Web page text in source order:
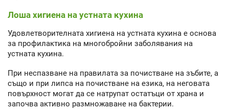
Лоша хигиена на устната кухина
Удовлетворителната хигиена на устната кухина е основа
за профилактика на многобройни заболявания на
устната кухина.
При неспазване на правилата за почистване на зъбите, а
също и при липса на почистване на езика, на неговата
повърхност могат да се натрупат остатъци от храна и
започва активно размножаване на бактерии.